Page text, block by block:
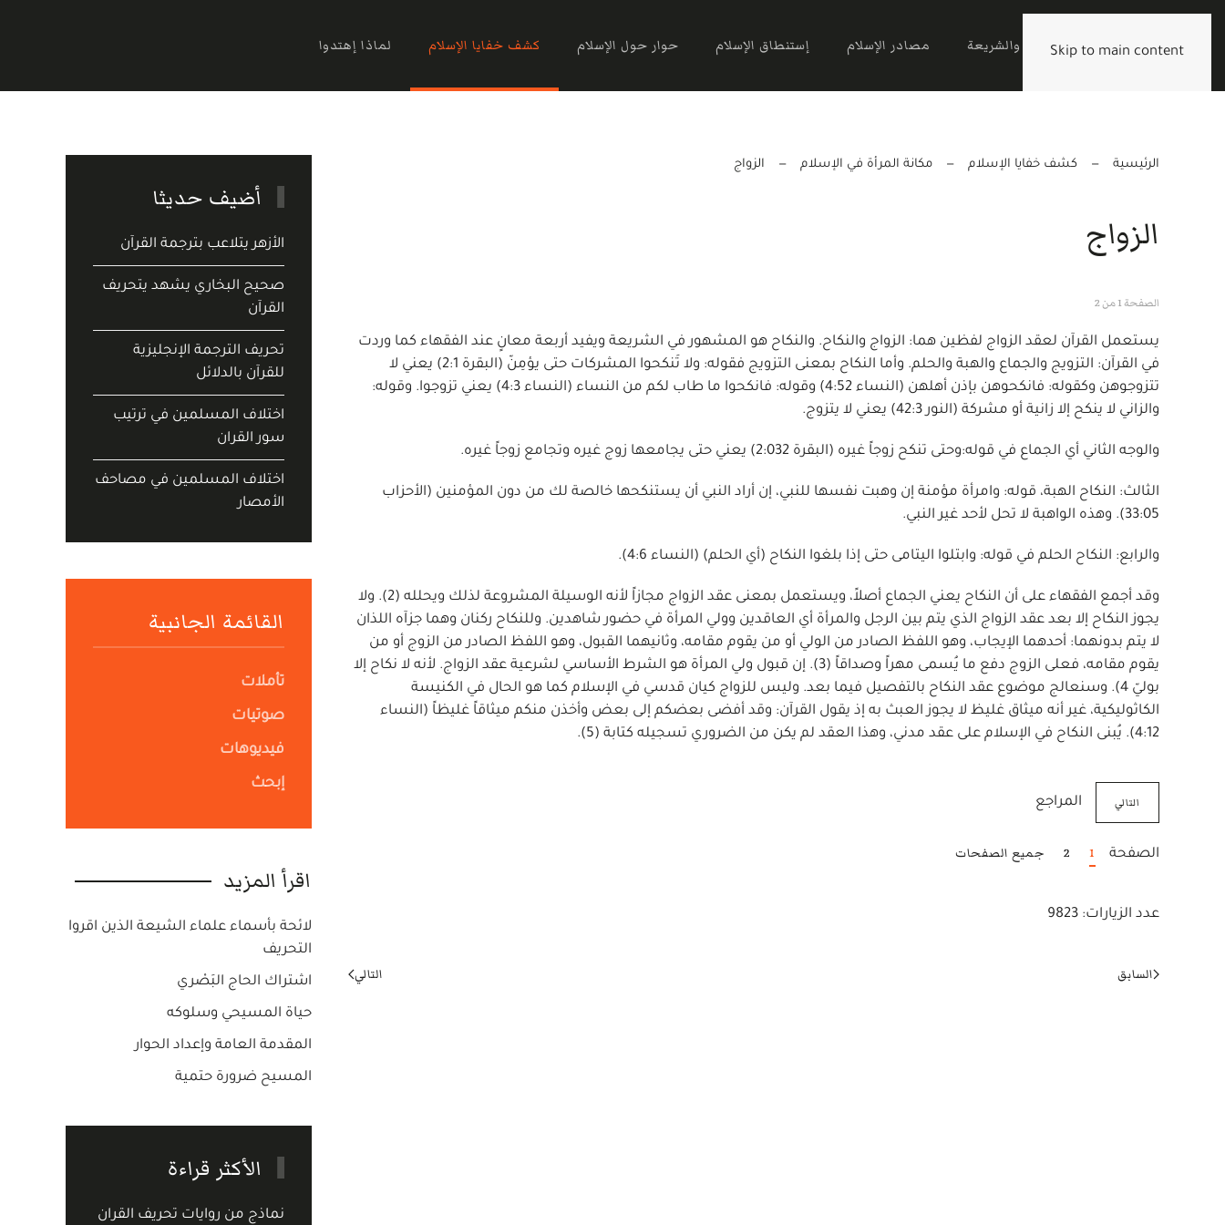
Skip to main content
الرئيسية القرآن والشريعة مصادر الإسلام إستنطاق الإسلام حوار حول الإسلام كشف خفايا الإسلام لماذا إهتدوا
الرئيسية كشف خفايا الإسلام مكانة المرأة في الإسلام الزواج
الزواج
الصفحة 1 من 2
يستعمل القرآن لعقد الزواج لفظين هما: الزواج والنكاح. والنكاح هو المشهور في الشريعة ويفيد أربعة معانٍ عند الفقهاء كما وردت
في القرآن: التزويج والجماع والهبة والحلم. وأما النكاح بمعنى التزويج فقوله: ولا تَنكحوا المشركات حتى يؤمِنّ (البقرة 2:1) يعني لا
تتزوجوهن وكقوله: فانكحوهن بإذن أهلهن (النساء 4:52) وقوله: فانكحوا ما طاب لكم من النساء (النساء 4:3) يعني تزوجوا. وقوله:
والزاني لا ينكح إلا زانية أو مشركة (النور 42:3) يعني لا يتزوج.
والوجه الثاني أي الجماع في قوله:وحتى تنكح زوجاً غيره (البقرة 2:032) يعني حتى يجامعها زوج غيره وتجامع زوجاً غيره.
الثالث: النكاح الهبة، قوله: وامرأة مؤمنة إن وهبت نفسها للنبي، إن أراد النبي أن يستنكحها خالصة لك من دون المؤمنين (الأحزاب
33:05). وهذه الواهبة لا تحل لأحد غير النبي.
والرابع: النكاح الحلم في قوله: وابتلوا اليتامى حتى إذا بلغوا النكاح (أي الحلم) (النساء 4:6).
وقد أجمع الفقهاء على أن النكاح يعني الجماع أصلاً، ويستعمل بمعنى عقد الزواج مجازاً لأنه الوسيلة المشروعة لذلك ويحلله (2). ولا
يجوز النكاح إلا بعد عقد الزواج الذي يتم بين الرجل والمرأة أي العاقدين وولي المرأة في حضور شاهدين. وللنكاح ركنان وهما جزآه اللذان
لا يتم بدونهما: أحدهما الإيجاب، وهو اللفظ الصادر من الولي أو من يقوم مقامه، وثانيهما القبول، وهو اللفظ الصادر من الزوج أو من
يقوم مقامه، فعلى الزوج دفع ما يُسمى مهراً وصداقاً (3). إن قبول ولي المرأة هو الشرط الأساسي لشرعية عقد الزواج. لأنه لا نكاح إلا
بوليّ 4). وسنعالج موضوع عقد النكاح بالتفصيل فيما بعد. وليس للزواج كيان قدسي في الإسلام كما هو الحال في الكنيسة
الكاثوليكية، غير أنه ميثاق غليظ لا يجوز العبث به إذ يقول القرآن: وقد أفضى بعضكم إلى بعض وأخذن منكم ميثاقاً غليظاً (النساء
4:12). يُبنى النكاح في الإسلام على عقد مدني، وهذا العقد لم يكن من الضروري تسجيله كتابة (5).
التالي المراجع
الصفحة 1
2 جميع الصفحات
عدد الزيارات: 9823
السابق التالي
أضيف حديثا
الأزهر يتلاعب بترجمة القرآن
صحيح البخاري يشهد يتحريف
القرآن
تحريف الترجمة الإنجليزية
للقرآن بالدلائل
اختلاف المسلمين في ترتيب
سور القران
اختلاف المسلمين في مصاحف
الأمصار
القائمة الجانبية
تأملات
صوتيات
فيديوهات
إبحث
اقرأ المزيد
لائحة بأسماء علماء الشيعة الذين اقروا
التحريف
اشتراك الحاج البَصْري
حياة المسيحي وسلوكه
المقدمة العامة وإعداد الحوار
المسيح ضرورة حتمية
الأكثر قراءة
نماذج من روايات تحريف القران